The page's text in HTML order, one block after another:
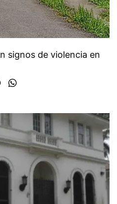
signos de violencia en